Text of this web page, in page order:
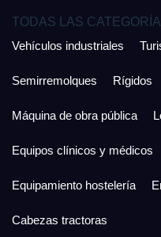
TODAS LAS
Vehículos industriales
Semirremolques Rígidos
Máquina de obra pública
Equipos clínicos y médicos
Equipamiento hostelería
Cabezas tractoras